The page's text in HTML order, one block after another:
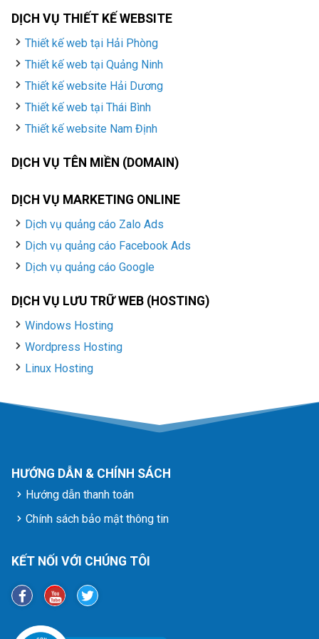
DỊCH VỤ THIẾT KẾ WEBSITE
Thiết kế web tại Hải Phòng
Thiết kế web tại Quảng Ninh
Thiết kế website Hải Dương
Thiết kế web tại Thái Bình
Thiết kế website Nam Định
DỊCH VỤ TÊN MIỀN (DOMAIN)
DỊCH VỤ MARKETING ONLINE
Dịch vụ quảng cáo Zalo Ads
Dịch vụ quảng cáo Facebook Ads
Dịch vụ quảng cáo Google
DỊCH VỤ LƯU TRỮ WEB (HOSTING)
Windows Hosting
Wordpress Hosting
Linux Hosting
HƯỚNG DẪN & CHÍNH SÁCH
Hướng dẫn thanh toán
Chính sách bảo mật thông tin
KẾT NỐI VỚI CHÚNG TÔI